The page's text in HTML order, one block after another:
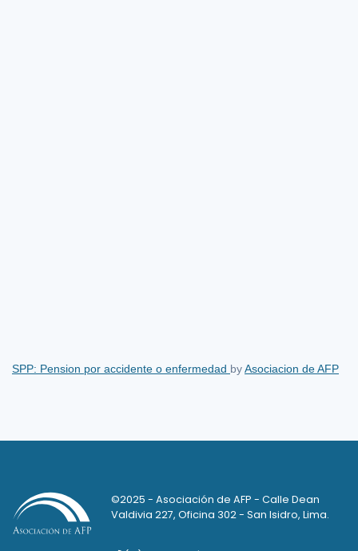
SPP: Pension por accidente o enfermedad byAsociacion de AFP
©2025 - Asociación de AFP - Calle Dean
Valdivia 227, Oficina 302 - San Isidro, Lima.